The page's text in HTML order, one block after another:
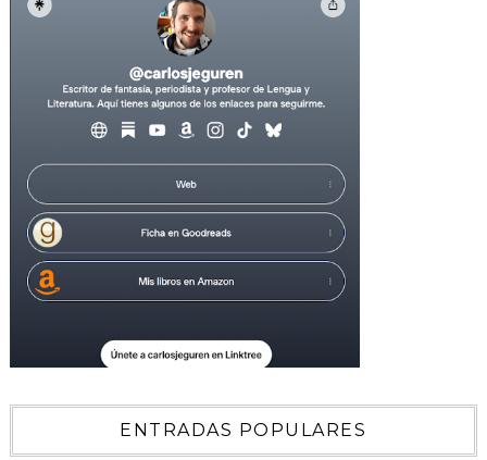
ENTRADAS POPULARES